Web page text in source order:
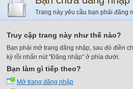
Trang này yêu cầu bạn phải đăng
Truy cập trang này như thế nào?
Bạn phải mở trang đăng nhập, sau đó điền
ký rồi nhấn nút "Đăng nhập" ở phía dưới.
Bạn làm gì tiếp theo?
Mở trang đăng nhập